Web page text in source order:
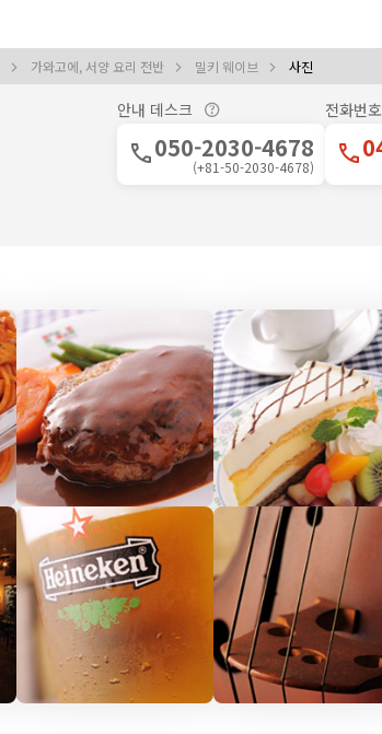
가와고에, 서양 요리 전반 밀키 웨이브 사진
안내 데스크
050-2030-4678
(+81-50-2030-4678)
전화번호